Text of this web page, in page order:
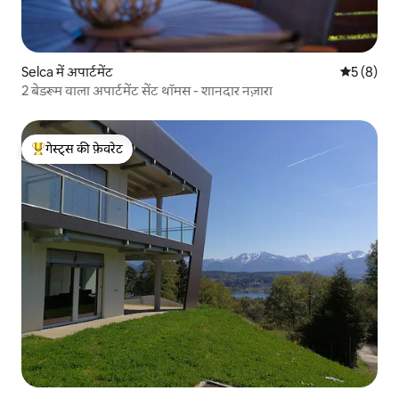
Selca में अपार्टमेंट औसत रेटिंग
5 (8)
2 बेडरूम वाला अपार्टमेंट सेंट थॉमस - शानदार नज़ारा
गेस्ट्स का टॉप फ़ेवरेट
गेस्ट्स की फ़ेवरेट